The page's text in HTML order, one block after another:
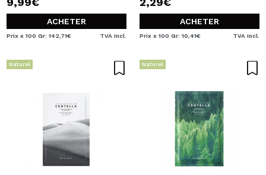
ACHETER
Prix x 100 Gr: 142,71€ TVA Incl.
ACHETER
Prix x 100 Gr: 10,41€ TVA Incl.
Naturel Naturel